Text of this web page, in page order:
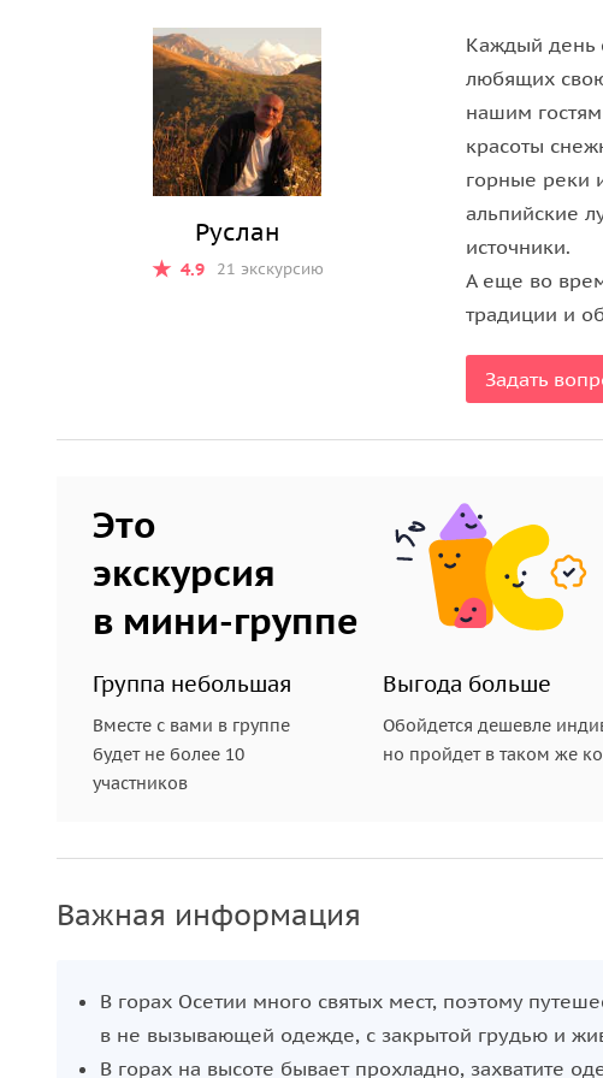
Руслан
4.9 21 экскурсию
Каждый день
любящих
нашим
красоты
горные реки
альпийские
источники.
А еще во
традиции и
Задать
Это
экскурсия
в мини-группе
Группа небольшая
Вместе с вами в группе
будет не более 10
участников
Выгода больше
Обойдется дешевле
но пройдет в таком же
Важная информация
В горах Осетии много святых мест, поэтому
в не вызывающей одежде, с закрытой грудью и
В горах на высоте бывает прохладно, захватите